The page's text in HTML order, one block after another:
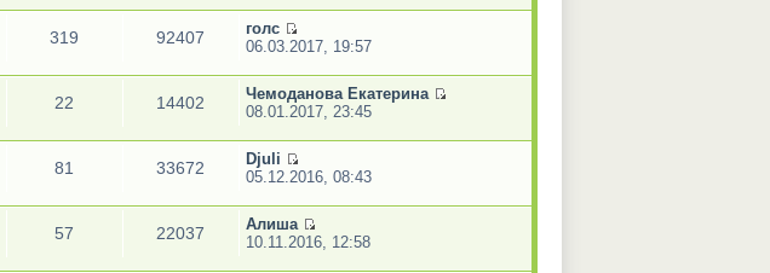
319 92407
голс
06.03.2017, 19:57
22 14402
Чемоданова Екатерина
08.01.2017, 23:45
81 33672
Djuli
05.12.2016, 08:43
57 22037
Алиша
10.11.2016, 12:58